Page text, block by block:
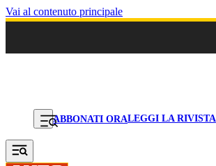
Vai al contenuto principale
ABBONATI ORALEGGI LA RIVISTA